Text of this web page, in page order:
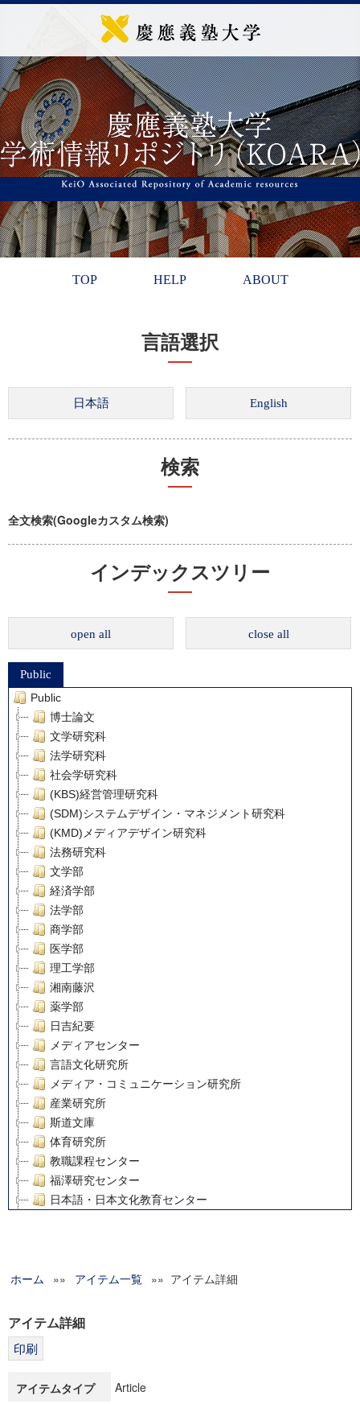
TOP HELP ABOUT
言語選択
検索
全文検索(Googleカスタム検索)
インデックスツリー
open all close all
Public
Public
博士論文
文学研究科
法学研究科
社会学研究科
(KBS)経営管理研究科
(SDM)システムデザイン・マネジメント研究科
(KMD)メディアデザイン研究科
法務研究科
文学部
経済学部
法学部
商学部
医学部
理工学部
湘南藤沢
薬学部
日吉紀要
メディアセンター
言語文化研究所
メディア・コミュニケーション研究所
産業研究所
斯道文庫
体育研究所
教職課程センター
福澤研究センター
日本語・日本文化教育センター
グローバルリサーチインスティテュート
科学研究費補助金研究成果報告書
博士課程教育リーディングプログラム「超成熟社会発展のサ
ホーム »» アイテム一覧 »» アイテム詳細
アイテム詳細
アイテムタイプ Article